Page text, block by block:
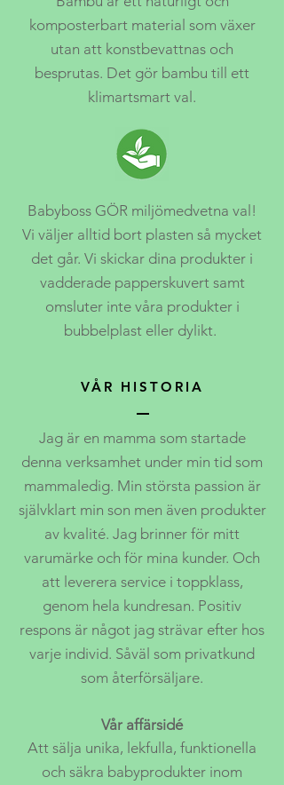
komposterbart material som växer
utan att konstbevattnas och
besprutas. Det gör bambu till ett
klimartsmart val.
Babyboss GÖR miljömedvetna val!
Vi väljer alltid bort plasten så mycket
det går. Vi skickar dina produkter i
vadderade papperskuvert samt
omsluter inte våra produkter i
bubbelplast eller dylikt.
VÅR HISTORIA
Jag är en mamma som startade
denna verksamhet under min tid som
mammaledig. Min största passion är
självklart min son men även produkter
av kvalité. Jag brinner för mitt
varumärke och för mina kunder. Och
att leverera service i toppklass,
genom hela kundresan. Positiv
respons är något jag strävar efter hos
varje individ. Såväl som privatkund
som återförsäljare.
Vår affärsidé
Att sälja unika, lekfulla, funktionella
och säkra babyprodukter inom